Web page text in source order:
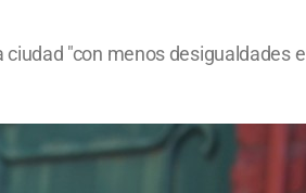
"con menos desigualdades e